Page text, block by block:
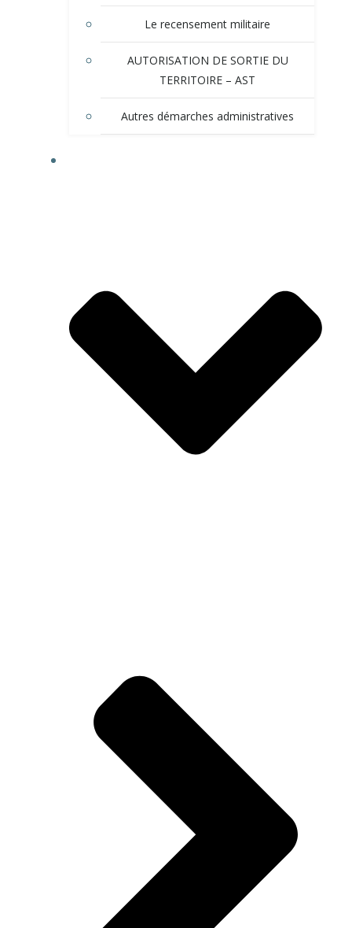
Le recensement militaire
AUTORISATION DE SORTIE DU
TERRITOIRE – AST
Autres démarches administratives